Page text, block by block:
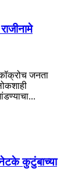
जनता
कुटुंबाच्या